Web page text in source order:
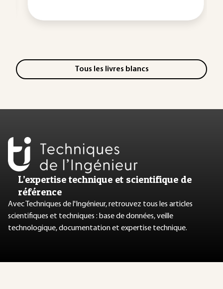
Tous les livres blancs
L’expertise technique et scientifique de
référence
Avec Techniques de l'Ingénieur, retrouvez tous les articles
scientifiques et techniques : base de données, veille
technologique, documentation et expertise technique.